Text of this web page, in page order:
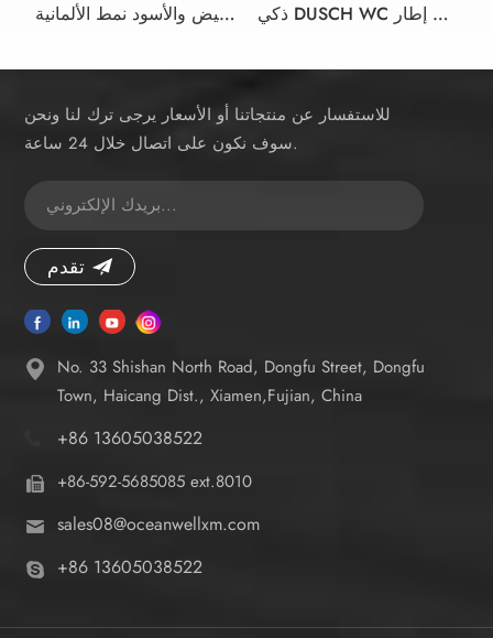
ذكي دش بيديت المرحاض مقعد اللون الأبيض والأسود نمط الألمانية ذكي DUSCH WC دش بيديت مقعد المرحاض الأبيض مقعد المرحاض بيديت في التصميم بدون إطار
للاستفسار عن منتجاتنا أو الأسعار يرجى ترك لنا ونحن
سوف نكون على اتصال خلال 24 ساعة.
تقدم
No. 33 Shishan North Road, Dongfu Street, Dongfu
Town, Haicang Dist., Xiamen,Fujian, China
+86 13605038522
+86-592-5685085 ext.8010
sales08@oceanwellxm.com
+86 13605038522